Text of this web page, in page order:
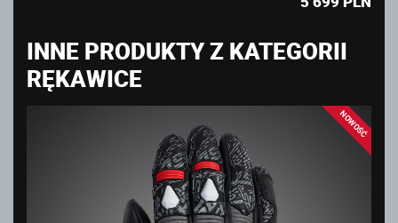
INNE PRODUKTY Z KATEGORII
RĘKAWICE
NOWOŚĆ